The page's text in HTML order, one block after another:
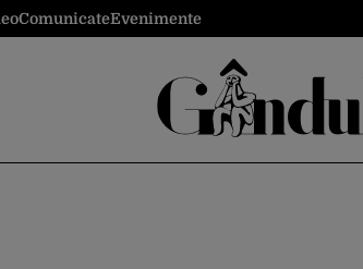
ComunicateEvenimente